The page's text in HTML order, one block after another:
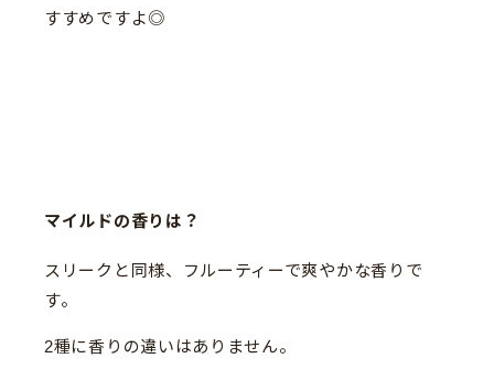
すすめですよ◎
マイルドの香りは？
スリークと同様、フルーティーで爽やかな香りで
す。
2種に香りの違いはありません。